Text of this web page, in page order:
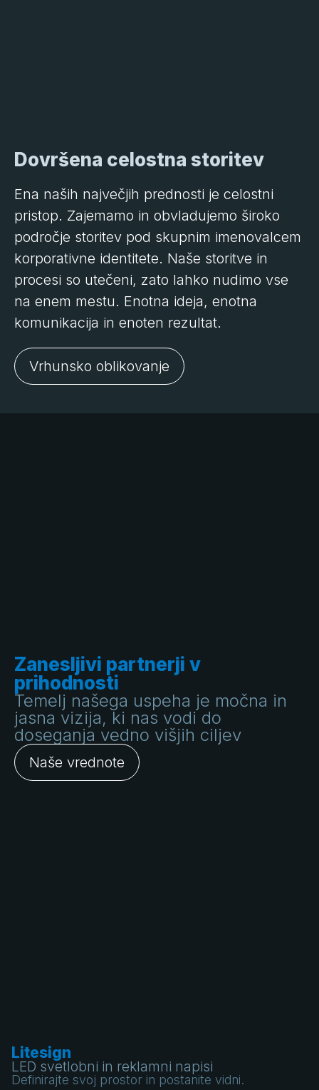
Dovršena celostna storitev
Ena naših največjih prednosti je celostni
pristop. Zajemamo in obvladujemo široko
področje storitev pod skupnim imenovalcem
korporativne identitete. Naše storitve in
procesi so utečeni, zato lahko nudimo vse
na enem mestu. Enotna ideja, enotna
komunikacija in enoten rezultat.
Vrhunsko oblikovanje
Zanesljivi partnerji v
prihodnosti
Temelj našega uspeha je močna in
jasna vizija, ki nas vodi do
doseganja vedno višjih ciljev
Naše vrednote
Litesign
LED svetlobni in reklamni napisi
Definirajte svoj prostor in postanite vidni.